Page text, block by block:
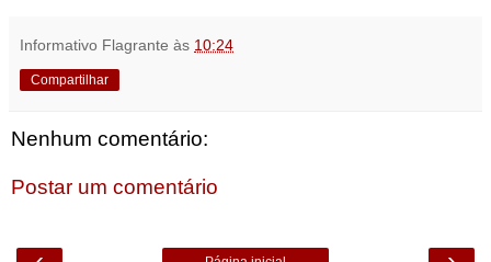
Informativo Flagrante às 10:24
Compartilhar
Nenhum comentário:
Postar um comentário